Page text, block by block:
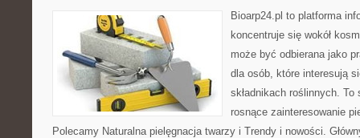
Bioarp24.pl to platforma
koncentruje się wokół
może być odbierana jako
dla osób, które interesują
składnikach roślinnych.
rosnące zainteresowanie
Polecamy Naturalna pielęgnacja twarzy i Trendy i nowości.